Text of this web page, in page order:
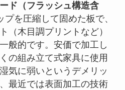
ド（フラッシュ構造含
プを圧縮して固めた板で、
（木目調プリントなど）
般的です。安価で加工し
の組み立て式家具に使用
気に弱いというデメリッ
最近では表面加工の技術